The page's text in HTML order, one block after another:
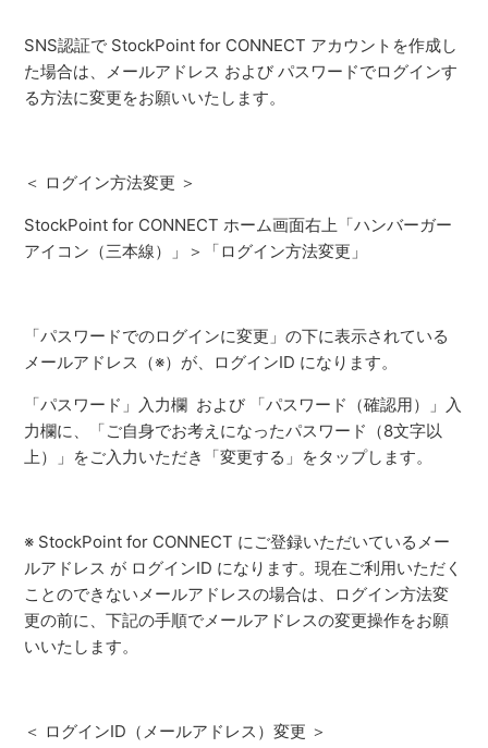
SNS認証で StockPoint for CONNECT アカウントを作成し
た場合は、メールアドレス および パスワードでログインす
る方法に変更をお願いいたします。
＜ ログイン方法変更 ＞
StockPoint for CONNECT ホーム画面右上「ハンバーガー
アイコン（三本線）」＞「ログイン方法変更」
「パスワードでのログインに変更」の下に表示されている
メールアドレス（※）が、ログインID になります。
「パスワード」入力欄 および 「パスワード（確認用）」入
力欄に、「ご自身でお考えになったパスワード（8文字以
上）」をご入力いただき「変更する」をタップします。
※ StockPoint for CONNECT にご登録いただいているメー
ルアドレス が ログインID になります。現在ご利用いただく
ことのできないメールアドレスの場合は、ログイン方法変
更の前に、下記の手順でメールアドレスの変更操作をお願
いいたします。
＜ ログインID（メールアドレス）変更 ＞